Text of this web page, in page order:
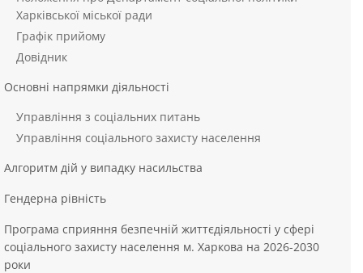
Харківської міської ради
Графік прийому
Довідник
Основні напрямки діяльності
Управління з соціальних питань
Управління соціального захисту населення
Алгоритм дій у випадку насильства
Гендерна рівність
Програма сприяння безпечній життєдіяльності у сфері
соціального захисту населення м. Харкова на 2026-2030
роки